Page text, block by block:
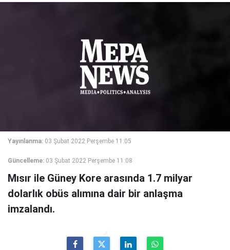
Yayınlanma: 03 Şubat 2022 Perşembe 11:05
Güncelleme: 03 Şubat 2022 Perşembe 11:08
Mısır ile Güney Kore arasında 1.7 milyar
dolarlık obüs alımına dair bir anlaşma
imzalandı.